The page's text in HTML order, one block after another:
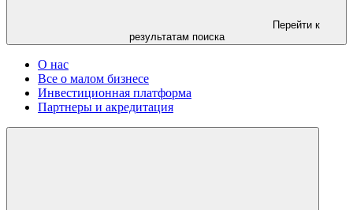
Перейти к
результатам поиска
О нас
Все о малом бизнесе
Инвестиционная платформа
Партнеры и акредитация